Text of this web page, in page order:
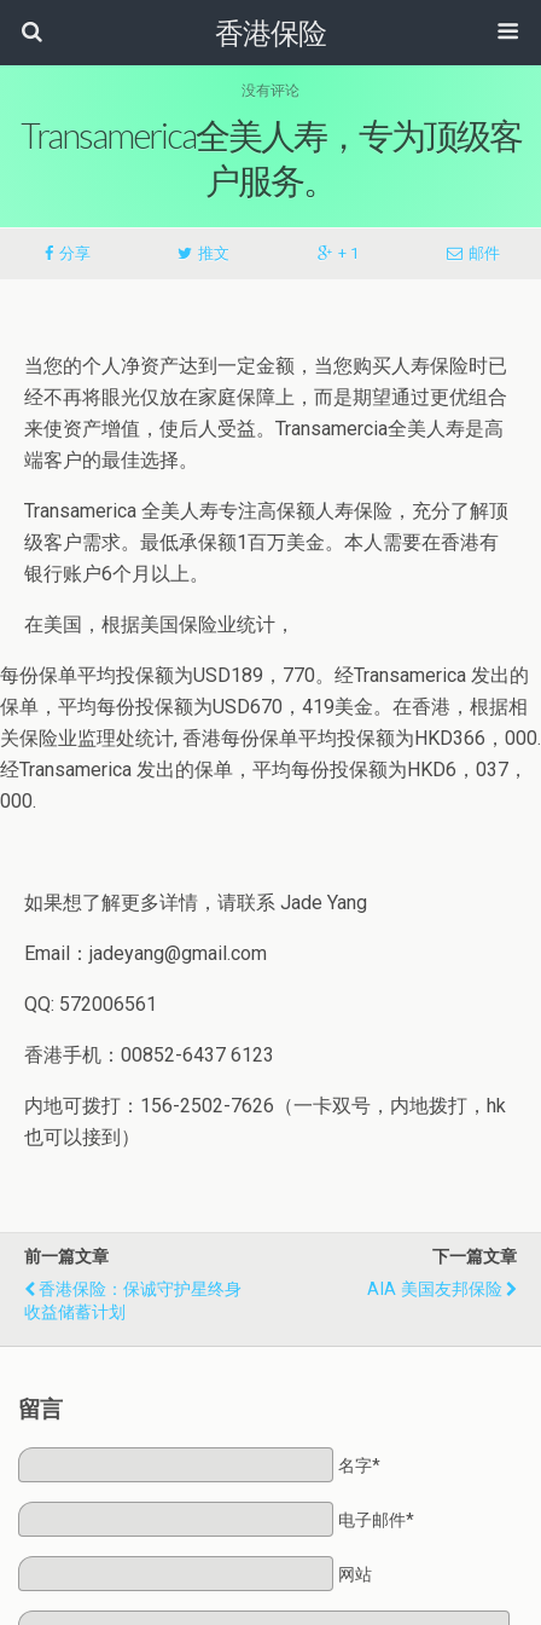
香港保险
没有评论
Transamerica全美人寿，专为顶级客
户服务。
分享 推文 + 1 邮件
当您的个人净资产达到一定金额，当您购买人寿保险时已
经不再将眼光仅放在家庭保障上，而是期望通过更优组合
来使资产增值，使后人受益。Transamercia全美人寿是高
端客户的最佳选择。
Transamerica 全美人寿专注高保额人寿保险，充分了解顶
级客户需求。最低承保额1百万美金。本人需要在香港有
银行账户6个月以上。
在美国，根据美国保险业统计，
每份保单平均投保额为USD189，770。经Transamerica 发出的
保单，平均每份投保额为USD670，419美金。在香港，根据相
关保险业监理处统计, 香港每份保单平均投保额为HKD366，000.
经Transamerica 发出的保单，平均每份投保额为HKD6，037，
000.
如果想了解更多详情，请联系 Jade Yang
Email：jadeyang@gmail.com
QQ: 572006561
香港手机：00852-6437 6123
内地可拨打：156-2502-7626（一卡双号，内地拨打，hk
也可以接到）
前一篇文章
香港保险：保诚守护星终身
收益储蓄计划
下一篇文章
AIA 美国友邦保险
留言
名字*
电子邮件*
网站